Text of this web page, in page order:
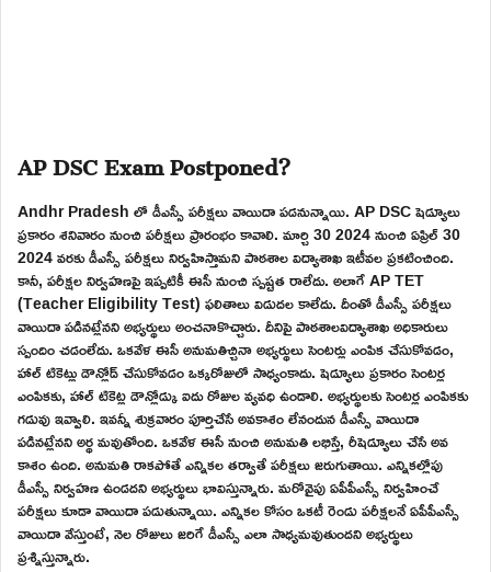
AP DSC Exam Postponed?
Andhr Pradesh లో డీఎస్సీ పరీక్షలు వాయిదా పడనున్నాయి. AP DSC షెడ్యూలు
ప్రకారం శనివారం నుంచి పరీక్షలు ప్రారంభం కావాలి. మార్చి 30 2024 నుంచి ఏప్రిల్ 30
2024 వరకు డీఎస్సీ పరీక్షలు నిర్వహిస్తామని పాఠశాల విద్యాశాఖ ఇటీవల ప్రకటించింది.
కానీ, పరీక్షల నిర్వహణపై ఇప్పటికీ ఈసీ నుంచి స్పష్టత రాలేదు. అలాగే AP TET
(Teacher Eligibility Test) ఫలితాలు విడుదల కాలేదు. దీంతో డీఎస్సీ పరీక్షలు
వాయిదా పడినట్లేనని అభ్యర్థులు అంచనాకొచ్చారు. దీనిపై పాఠశాలవిద్యాశాఖ అధికారులు
స్పందిం చడంలేదు. ఒకవేళ ఈసీ అనుమతిచ్చినా అభ్యర్థులు సెంటర్లు ఎంపిక చేసుకోవడం,
హాల్ టికెట్లు డౌన్లోడ్ చేసుకోవడం ఒక్కరోజులో సాధ్యంకాదు. షెడ్యూలు ప్రకారం సెంటర్ల
ఎంపికకు, హాల్ టికెట్ల డౌన్లోడ్కు ఐదు రోజుల వ్యవధి ఉండాలి. అభ్యర్థులకు సెంటర్ల ఎంపికకు
గడువు ఇవ్వాలి. ఇవన్నీ శుక్రవారం పూర్తిచేసే అవకాశం లేనందున డీఎస్సీ వాయిదా
పడినట్లేనని అర్థ మవుతోంది. ఒకవేళ ఈసీ నుంచి అనుమతి లభిస్తే, రీషెడ్యూలు చేసే అవ
కాశం ఉంది. అనుమతి రాకపోతే ఎన్నికల తర్వాతే పరీక్షలు జరుగుతాయి. ఎన్నికల్లోపు
డీఎస్సీ నిర్వహణ ఉండదని అభ్యర్థులు భావిస్తున్నారు. మరోవైపు ఏపీపీఎస్సీ నిర్వహించే
పరీక్షలు కూడా వాయిదా పడుతున్నాయి. ఎన్నికల కోసం ఒకటీ రెండు పరీక్షలనే ఏపీపీఎస్సీ
వాయిదా వేస్తుంటే, నెల రోజులు జరిగే డీఎస్సీ ఎలా సాధ్యమవుతుందని అభ్యర్థులు
ప్రశ్నిస్తున్నారు.